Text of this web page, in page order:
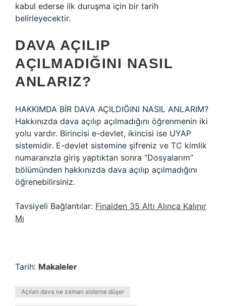
kabul ederse ilk duruşma için bir tarih
belirleyecektir.
DAVA AÇILIP
AÇILMADIĞINI NASIL
ANLARIZ?
HAKKIMDA BİR DAVA AÇILDIĞINI NASIL ANLARIM?
Hakkınızda dava açılıp açılmadığını öğrenmenin iki
yolu vardır. Birincisi e-devlet, ikincisi ise UYAP
sistemidir. E-devlet sistemine şifreniz ve TC kimlik
numaranızla giriş yaptıktan sonra “Dosyalarım”
bölümünden hakkınızda dava açılıp açılmadığını
öğrenebilirsiniz.
Tavsiyeli Bağlantılar: Finalden 35 Altı Alınca Kalınır
Mı
Tarih: Makaleler
Açılan dava ne zaman sisteme düşer